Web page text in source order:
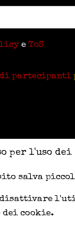
e ToS
di partecipanti
per l'uso dei
salva
cookie.